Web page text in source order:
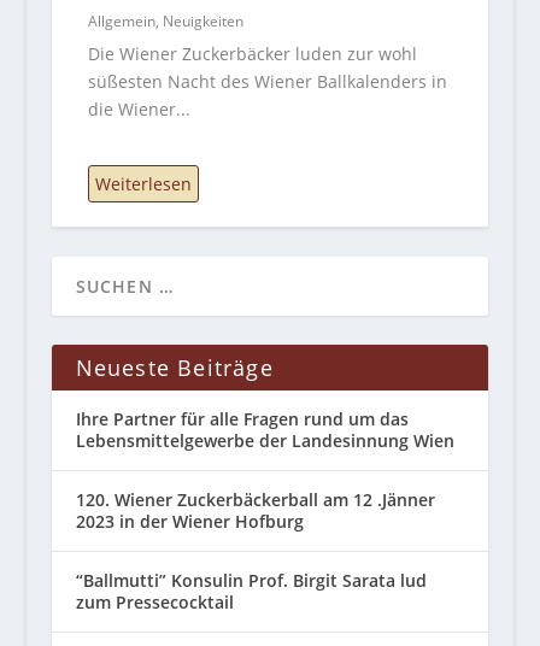
Allgemein, Neuigkeiten
Die Wiener Zuckerbäcker luden zur wohl
süßesten Nacht des Wiener Ballkalenders in
die Wiener...
Weiterlesen
Neueste Beiträge
Ihre Partner für alle Fragen rund um das
Lebensmittelgewerbe der Landesinnung Wien
120. Wiener Zuckerbäckerball am 12 .Jänner
2023 in der Wiener Hofburg
“Ballmutti” Konsulin Prof. Birgit Sarata lud
zum Pressecocktail